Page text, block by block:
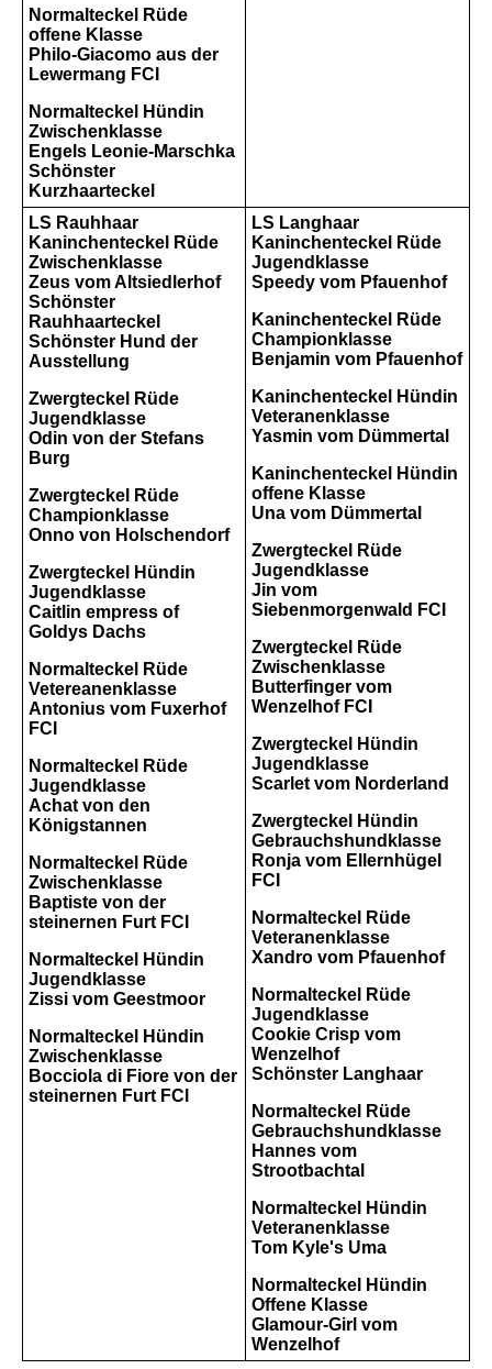
Normalteckel Rüde
offene Klasse
Philo-Giacomo aus der
Lewermang FCI
Normalteckel Hündin
Zwischenklasse
Engels Leonie-Marschka
Schönster
Kurzhaarteckel
LS Rauhhaar
Kaninchenteckel Rüde
Zwischenklasse
Zeus vom Altsiedlerhof
Schönster
Rauhhaarteckel
Schönster Hund der
Ausstellung
Zwergteckel Rüde
Jugendklasse
Odin von der Stefans
Burg
Zwergteckel Rüde
Championklasse
Onno von Holschendorf
Zwergteckel Hündin
Jugendklasse
Caitlin empress of
Goldys Dachs
Normalteckel Rüde
Vetereanenklasse
Antonius vom Fuxerhof
FCI
Normalteckel Rüde
Jugendklasse
Achat von den
Königstannen
Normalteckel Rüde
Zwischenklasse
Baptiste von der
steinernen Furt FCI
Normalteckel Hündin
Jugendklasse
Zissi vom Geestmoor
Normalteckel Hündin
Zwischenklasse
Bocciola di Fiore von der
steinernen Furt FCI
LS Langhaar
Kaninchenteckel Rüde
Jugendklasse
Speedy vom Pfauenhof
Kaninchenteckel Rüde
Championklasse
Benjamin vom Pfauenhof
Kaninchenteckel Hündin
Veteranenklasse
Yasmin vom Dümmertal
Kaninchenteckel Hündin
offene Klasse
Una vom Dümmertal
Zwergteckel Rüde
Jugendklasse
Jin vom
Siebenmorgenwald FCI
Zwergteckel Rüde
Zwischenklasse
Butterfinger vom
Wenzelhof FCI
Zwergteckel Hündin
Jugendklasse
Scarlet vom Norderland
Zwergteckel Hündin
Gebrauchshundklasse
Ronja vom Ellernhügel
FCI
Normalteckel Rüde
Veteranenklasse
Xandro vom Pfauenhof
Normalteckel Rüde
Jugendklasse
Cookie Crisp vom
Wenzelhof
Schönster Langhaar
Normalteckel Rüde
Gebrauchshundklasse
Hannes vom
Strootbachtal
Normalteckel Hündin
Veteranenklasse
Tom Kyle's Uma
Normalteckel Hündin
Offene Klasse
Glamour-Girl vom
Wenzelhof